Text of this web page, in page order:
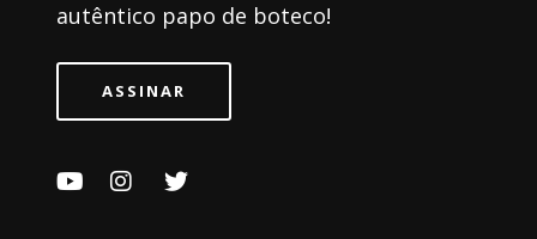
autêntico papo de boteco!
ASSINAR